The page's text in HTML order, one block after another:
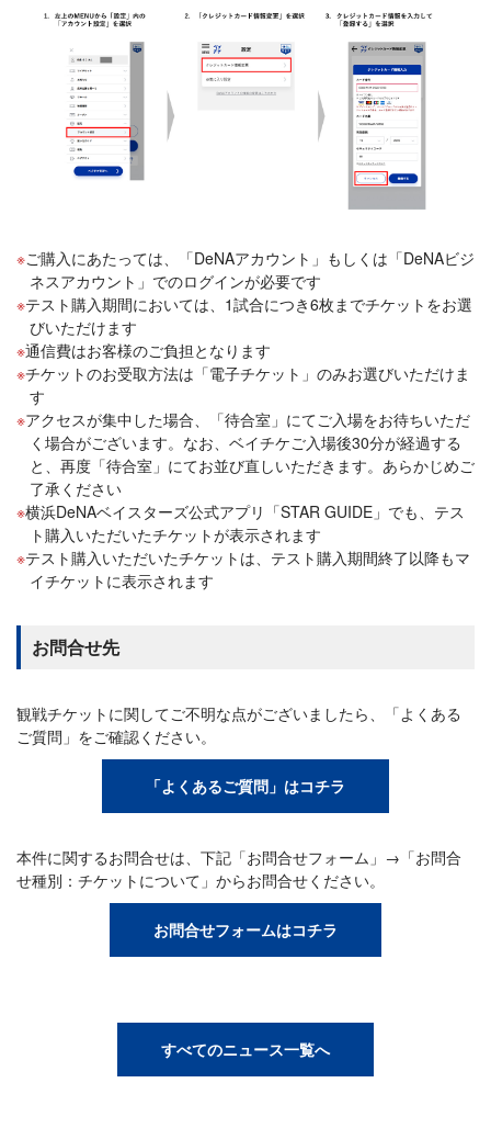
ご購入にあたっては、「DeNAアカウント」もしくは「DeNAビジ
ネスアカウント」でのログインが必要です
テスト購入期間においては、1試合につき6枚までチケットをお選
びいただけます
通信費はお客様のご負担となります
チケットのお受取方法は「電子チケット」のみお選びいただけま
す
アクセスが集中した場合、「待合室」にてご入場をお待ちいただ
く場合がございます。なお、ベイチケご入場後30分が経過する
と、再度「待合室」にてお並び直しいただきます。あらかじめご
了承ください
横浜DeNAベイスターズ公式アプリ「STAR GUIDE」でも、テス
ト購入いただいたチケットが表示されます
テスト購入いただいたチケットは、テスト購入期間終了以降もマ
イチケットに表示されます
お問合せ先
観戦チケットに関してご不明な点がございましたら、「よくある
ご質問」をご確認ください。
「よくあるご質問」はコチラ
本件に関するお問合せは、下記「お問合せフォーム」→「お問合
せ種別：チケットについて」からお問合せください。
お問合せフォームはコチラ
すべてのニュース一覧へ